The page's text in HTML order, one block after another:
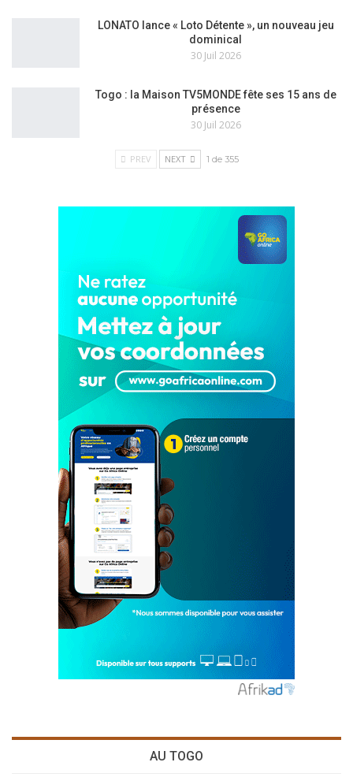
LONATO lance « Loto Détente », un nouveau jeu
dominical
30 Juil 2026
Togo : la Maison TV5MONDE fête ses 15 ans de
présence
30 Juil 2026
PREV NEXT 1 de 355
AU TOGO